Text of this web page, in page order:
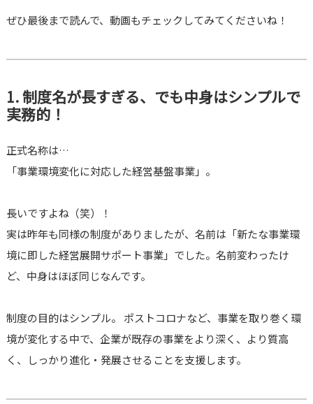
ぜひ最後まで読んで、動画もチェックしてみてくださいね！
1. 制度名が長すぎる、でも中身はシンプルで
実務的！
正式名称は…
「事業環境変化に対応した経営基盤事業」。
長いですよね（笑）！
実は昨年も同様の制度がありましたが、名前は「新たな事業環
境に即した経営展開サポート事業」でした。名前変わったけ
ど、中身はほぼ同じなんです。
制度の目的はシンプル。 ポストコロナなど、事業を取り巻く環
境が変化する中で、企業が既存の事業をより深く、より質高
く、しっかり進化・発展させることを支援します。